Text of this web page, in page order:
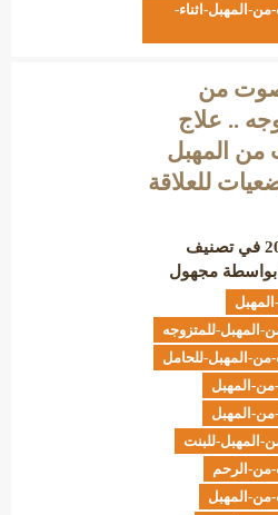
المهبل-اثناء-
من
.. علاج
المهبل
للعلاقة
في تصنيف
بواسطة مجهول
المهبل-للمتزوجه
المهبل-للحامل
المهبل
المهبل
المهبل-للبنت
الرحم
المهبل